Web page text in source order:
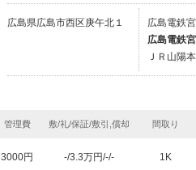
広島県広島市西区庚午北１
広島電鉄
広島電鉄
ＪＲ山陽
管理費 敷/礼/保証/敷引,償却 間取り
3000円 -/3.3万円/-/- 1K